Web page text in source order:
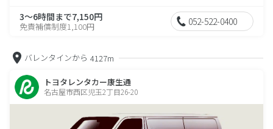
3～6時間まで7,150円
免責補償制度1,100円 052-522-0400
バレンタインから 4127m
トヨタレンタカー康生通
名古屋市西区児玉2丁目26-20